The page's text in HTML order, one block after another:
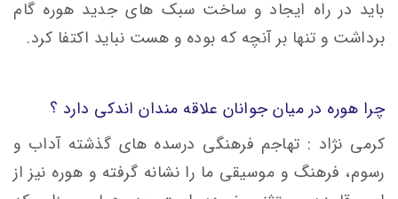
باید در راه ایجاد و ساخت سبک های جدید هوره گام
برداشت و تنها بر آنچه که بوده و هست نباید اکتفا کرد.
چرا هوره در میان جوانان علاقه مندان اندکی دارد ؟
کرمی نژاد : تهاجم فرهنگی درسده های گذشته آداب و
رسوم، فرهنگ و موسیقی ما را نشانه گرفته و هوره نیز از